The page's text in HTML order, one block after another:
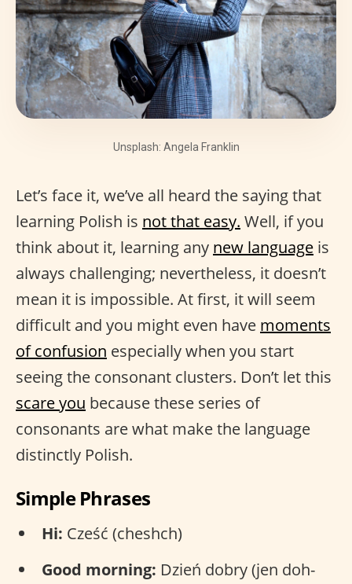
Unsplash: Angela Franklin
Let’s face it, we’ve all heard the saying that
learning Polish is not that easy. Well, if you
think about it, learning any new language is
always challenging; nevertheless, it doesn’t
mean it is impossible. At first, it will seem
difficult and you might even have moments
of confusion especially when you start
seeing the consonant clusters. Don’t let this
scare you because these series of
consonants are what make the language
distinctly Polish.
Simple Phrases
Hi: Cześć (cheshch)
Good morning: Dzień dobry (jen doh-